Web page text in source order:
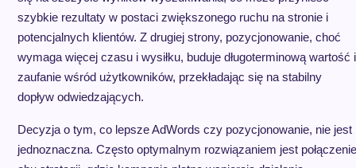
szybkie rezultaty w postaci zwiększonego ruchu na stronie i
potencjalnych klientów. Z drugiej strony, pozycjonowanie, choć
wymaga więcej czasu i wysiłku, buduje długoterminową wartość i
zaufanie wśród użytkowników, przekładając się na stabilny
dopływ odwiedzających.
Decyzja o tym, co lepsze AdWords czy pozycjonowanie, nie jest
jednoznaczna. Często optymalnym rozwiązaniem jest połączenie